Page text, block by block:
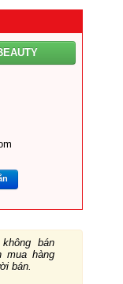
bán
mua hàng
bán.